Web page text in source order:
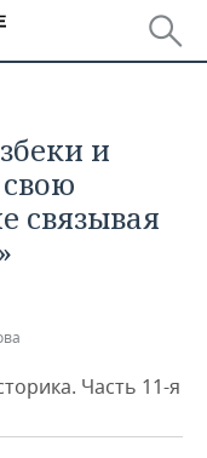
и
связывая
Часть 11-я